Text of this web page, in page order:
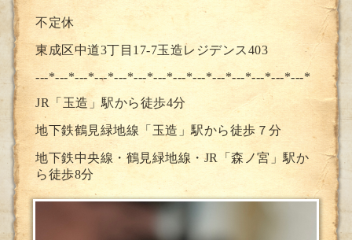
不定休
東成区中道3丁目17-7玉造レジデンス403
---*---*---*---*---*---*---*---*---*---*---*---*---*---*
JR「玉造」駅から徒歩4分
地下鉄鶴見緑地線「玉造」駅から徒歩７分
地下鉄中央線・鶴見緑地線・JR「森ノ宮」駅か
ら徒歩8分